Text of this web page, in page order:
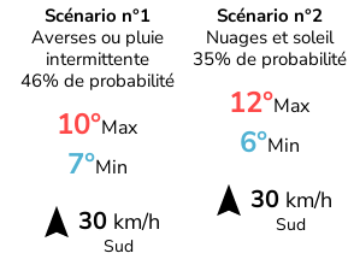
Scénario n°1
Averses ou pluie
intermittente
46% de probabilité
10°Max
7°Min
30km/h
Sud
Scénario n°2
Nuages et soleil
35% de probabilité
12°Max
6°Min
30km/h
Sud